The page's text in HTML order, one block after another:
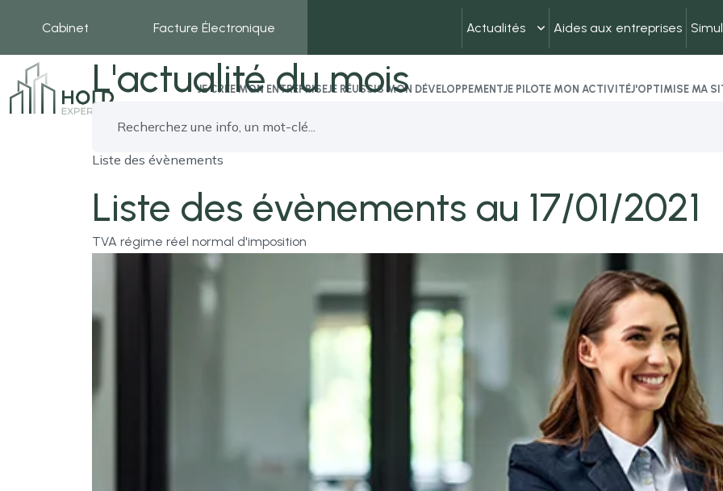
Cabinet Facture Électronique Actualités Aides aux entreprises
JE CRÉE MON ENTREPRISEJE RÉUSSIS MON DÉVELOPPEMENTJE PILOTE MON ACTIVITÉJ'OPTIMISE MA
L'actualité du mois
Liste des évènements
Liste des évènements au 17/01/2021
TVA régime réel normal d'imposition